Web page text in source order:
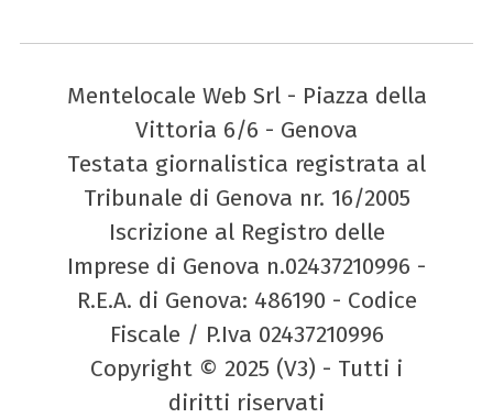
Mentelocale Web Srl - Piazza della
Vittoria 6/6 - Genova
Testata giornalistica registrata al
Tribunale di Genova nr. 16/2005
Iscrizione al Registro delle
Imprese di Genova n.02437210996 -
R.E.A. di Genova: 486190 - Codice
Fiscale / P.Iva 02437210996
Copyright © 2025 (V3) - Tutti i
diritti riservati